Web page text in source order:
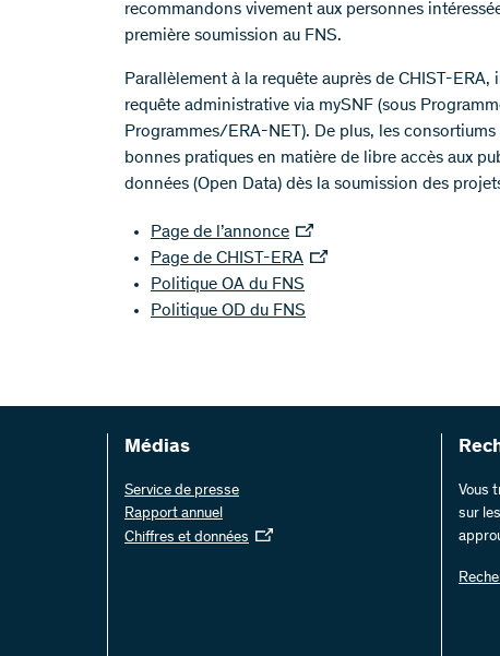
recommandons vivement aux personnes
première soumission au FNS.
Parallèlement à la requête auprès de CHIST-
requête administrative via mySNF (sous
Programmes/ERA-NET). De plus, les
bonnes pratiques en matière de libre accès aux
données (Open Data) dès la soumission des
Page de l’annonce
Page de CHIST-ERA
Politique OA du FNS
Politique OD du FNS
Médias
Service de presse
Rapport annuel
Chiffres et données
Vous
sur